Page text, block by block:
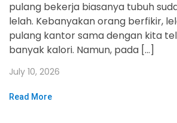
pulang bekerja biasanya tubuh
lelah. Kebanyakan orang berfikir,
pulang kantor sama dengan kita
banyak kalori. Namun, pada […]
July 10, 2026
Read More